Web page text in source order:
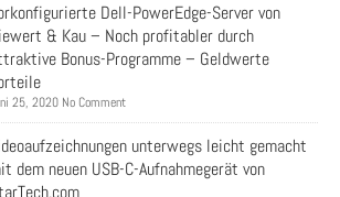
Dell-PowerEdge-Server von
& Kau – Noch profitabler durch
Bonus-Programme – Geldwerte
25, 2020 No Comment
unterwegs leicht gemacht
dem neuen USB-C-Aufnahmegerät von